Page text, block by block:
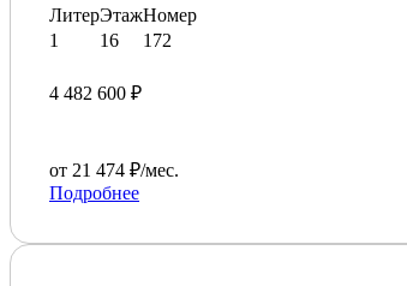
Литер
1
Этаж
16
Номер
172
4 482 600 ₽
от 21 474 ₽/мес.
Подробнее